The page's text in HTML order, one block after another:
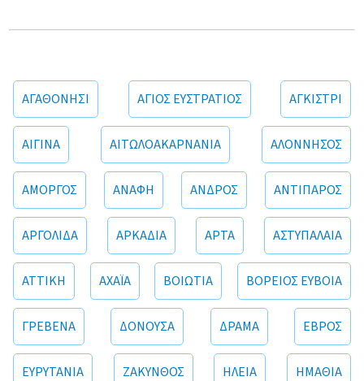
ΑΓΑΘΟΝΗΣΙ ΑΓΙΟΣ ΕΥΣΤΡΑΤΙΟΣ ΑΓΚΙΣΤΡΙ
ΑΙΓΙΝΑ ΑΙΤΩΛΟΑΚΑΡΝΑΝΙΑ ΑΛΟΝΝΗΣΟΣ
ΑΜΟΡΓΟΣ ΑΝΑΦΗ ΑΝΔΡΟΣ ΑΝΤΙΠΑΡΟΣ
ΑΡΓΟΛΙΔΑ ΑΡΚΑΔΙΑ ΑΡΤΑ ΑΣΤΥΠΑΛΑΙΑ
ΑΤΤΙΚΗ ΑΧΑΪΑ ΒΟΙΩΤΙΑ ΒΟΡΕΙΟΣ ΕΥΒΟΙΑ
ΓΡΕΒΕΝΑ ΔΟΝΟΥΣΑ ΔΡΑΜΑ ΕΒΡΟΣ
ΕΥΡΥΤΑΝΙΑ ΖΑΚΥΝΘΟΣ ΗΛΕΙΑ ΗΜΑΘΙΑ